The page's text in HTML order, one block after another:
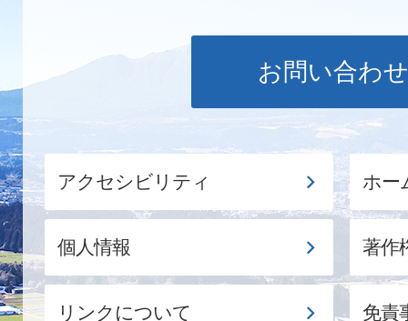
お問い合わせ
アクセシビリティ ホー
個人情報 著作
リンクについて 免責